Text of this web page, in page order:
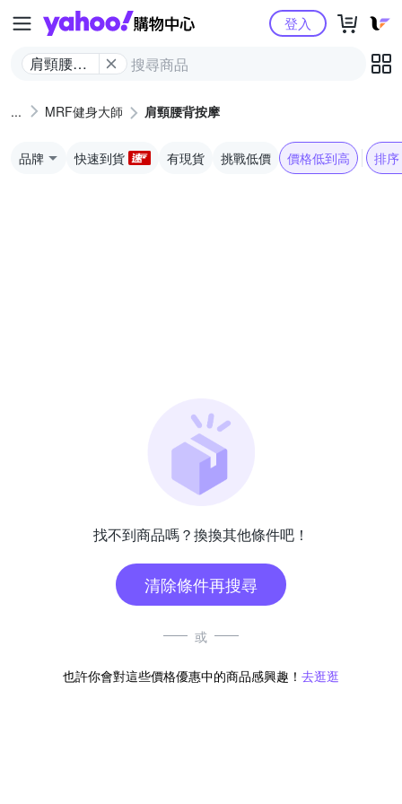
Yahoo購物中心
肩頸腰背
登入
MRF健身大師 肩頸腰背按摩
品牌 快速到貨 有現貨 挑戰低價 價格低到高 排序
找不到商品嗎？換換其他條件吧！
清除條件再搜尋
或
也許你會對這些價格優惠中的商品感興趣！ 去逛逛